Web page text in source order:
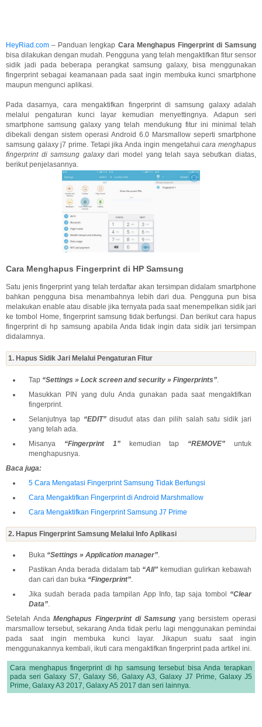
HeyRiad.com – Panduan lengkap Cara Menghapus Fingerprint di Samsung
bisa dilakukan dengan mudah. Pengguna yang telah mengaktifkan fitur sensor
sidik jadi pada beberapa perangkat samsung galaxy, bisa menggunakan
fingerprint sebagai keamanaan pada saat ingin membuka kunci smartphone
maupun mengunci aplikasi.
Pada dasarnya, cara mengaktifkan fingerprint di samsung galaxy adalah
melalui pengaturan kunci layar kemudian menyettingnya. Adapun seri
smartphone samsung galaxy yang telah mendukung fitur ini minimal telah
dibekali dengan sistem operasi Android 6.0 Marsmallow seperti smartphone
samsung galaxy j7 prime. Tetapi jika Anda ingin mengetahuicara menghapus
fingerprint di samsung galaxydari model yang telah saya sebutkan diatas,
berikut penjelasannya.
Cara Menghapus Fingerprint di HP Samsung
Satu jenis fingerprint yang telah terdaftar akan tersimpan didalam smartphone
bahkan pengguna bisa menambahnya lebih dari dua. Pengguna pun bisa
melakukan enable atau disable jika ternyata pada saat menempelkan sidik jari
ke tombol Home, fingerprint samsung tidak berfungsi. Dan berikut cara hapus
fingerprint di hp samsung apabila Anda tidak ingin data sidik jari tersimpan
didalamnya.
1. Hapus Sidik Jari Melalui Pengaturan Fitur
Tap “Settings » Lock screen and security » Fingerprints”
Masukkan PIN yang dulu Anda gunakan pada saat mengaktifkan
fingerprint.
Selanjutnya tap “EDIT”disudut atas dan pilih salah satu sidik jari
yang telah ada.
Misanya “Fingerprint 1”kemudian tap “REMOVE” untuk
menghapusnya.
Baca juga:
5 Cara Mengatasi Fingerprint Samsung Tidak Berfungsi
Cara Mengaktifkan Fingerprint di Android Marshmallow
Cara Mengaktifkan Fingerprint Samsung J7 Prime
2. Hapus Fingerprint Samsung Melalui Info Aplikasi
Buka “Settings » Application manager”.
Pastikan Anda berada didalam tab “All” kemudian gulirkan kebawah
dan cari dan buka “Fingerprint”.
Jika sudah berada pada tampilan App Info, tap saja tombol “Clear
Data”.
Setelah AndaMenghapus Fingerprint di Samsung yang bersistem operasi
marsmallow tersebut, sekarang Anda tidak perlu lagi menggunakan pemindai
pada saat ingin membuka kunci layar. Jikapun suatu saat ingin
menggunakannya kembali, ikuti cara mengaktifkan fingerprint pada artikel ini.
Cara menghapus fingerprint di hp samsung tersebut bisa Anda terapkan
pada seri Galaxy S7, Galaxy S6, Galaxy A3, Galaxy J7 Prime, Galaxy J5
Prime, Galaxy A3 2017, Galaxy A5 2017 dan seri lainnya.